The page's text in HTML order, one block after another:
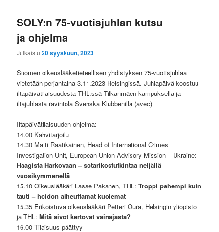
SOLY:n 75-vuotisjuhlan kutsu
ja ohjelma
Julkaistu20 syyskuun, 2023
Suomen oikeuslääketieteellisen yhdistyksen 75-vuotisjuhlaa
vietetään perjantaina 3.11.2023 Helsingissä. Juhlapäivä koostuu
iltapäivätilaisuudesta THL:ssä Tilkanmäen kampuksella ja
iltajuhlasta ravintola Svenska Klubbenilla (avec).
Iltapäivätilaisuuden ohjelma:
14.00 Kahvitarjoilu
14.30 Matti Raatikainen, Head of International Crimes
Investigation Unit, European Union Advisory Mission – Ukraine:
Haagista Harkovaan – sotarikostutkintaa neljällä
vuosikymmenellä
15.10 Oikeuslääkäri Lasse Pakanen, THL:Troppi pahempi kuin
tauti – hoidon aiheuttamat kuolemat
15.35 Erikoistuva oikeuslääkäri Petteri Oura, Helsingin yliopisto
ja THL:Mitä aivot kertovat vainajasta?
16.00 Tilaisuus päättyy